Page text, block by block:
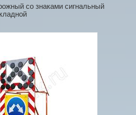
со знаками сигнальный